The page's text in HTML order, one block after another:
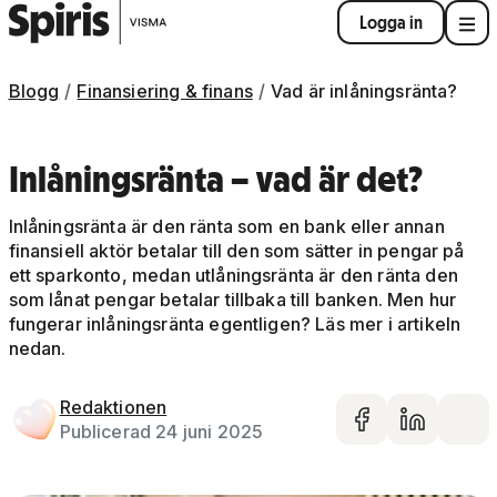
Logga in
Blogg Finansiering & finans Vad är inlåningsränta?
Inlåningsränta – vad är det?
Inlåningsränta är den ränta som en bank eller annan
finansiell aktör betalar till den som sätter in pengar på
ett sparkonto, medan utlåningsränta är den ränta den
som lånat pengar betalar tillbaka till banken. Men hur
fungerar inlåningsränta egentligen? Läs mer i artikeln
nedan.
Redaktionen
Publicerad 24 juni 2025
Dela på
Dela